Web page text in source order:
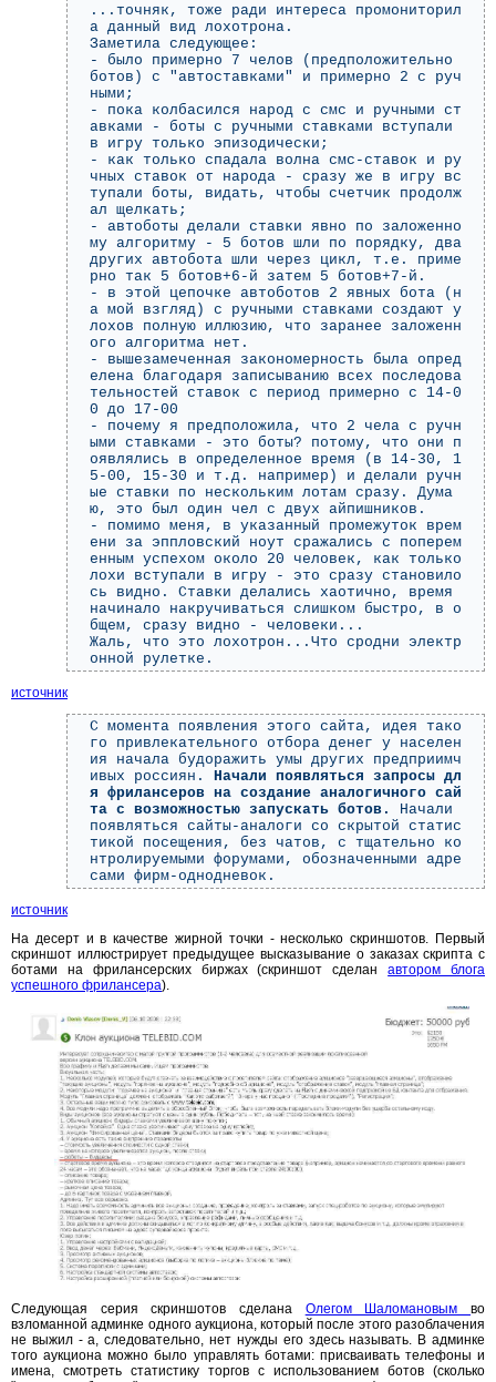
...точняк, тоже ради интереса промониторил
а данный вид лохотрона.
Заметила следующее:
- было примерно 7 челов (предположительно
ботов) с "автоставками" и примерно 2 с руч
ными;
- пока колбасился народ с смс и ручными ст
авками - боты с ручными ставками вступали
в игру только эпизодически;
- как только спадала волна смс-ставок и ру
чных ставок от народа - сразу же в игру вс
тупали боты, видать, чтобы счетчик продолж
ал щелкать;
- автоботы делали ставки явно по заложенно
му алгоритму - 5 ботов шли по порядку, два
других автобота шли через цикл, т.е. приме
рно так 5 ботов+6-й затем 5 ботов+7-й.
- в этой цепочке автоботов 2 явных бота (н
а мой взгляд) с ручными ставками создают у
лохов полную иллюзию, что заранее заложенн
ого алгоритма нет.
- вышезамеченная закономерность была опред
елена благодаря записыванию всех последова
тельностей ставок с период примерно с 14-0
0 до 17-00
- почему я предположила, что 2 чела с ручн
ыми ставками - это боты? потому, что они п
оявлялись в определенное время (в 14-30, 1
5-00, 15-30 и т.д. например) и делали ручн
ые ставки по нескольким лотам сразу. Дума
ю, это был один чел с двух айпишников.
- помимо меня, в указанный промежуток врем
ени за эппловский ноут сражались с поперем
енным успехом около 20 человек, как только
лохи вступали в игру - это сразу становило
сь видно. Ставки делались хаотично, время
начинало накручиваться слишком быстро, в о
бщем, сразу видно - человеки...
Жаль, что это лохотрон...Что сродни электр
онной рулетке.
источник
С момента появления этого сайта, идея тако
го привлекательного отбора денег у населен
ия начала будоражить умы других предприимч
ивых россиян.
Начали появляться запросы дл
я фрилансеров на создание аналогичного сай
та с возможностью запускать ботов.
Начали
появляться сайты-аналоги со скрытой статис
тикой посещения, без чатов, с тщательно ко
нтролируемыми форумами, обозначенными адре
сами фирм-однодневок.
источник
На десерт и в качестве жирной точки - несколько скриншотов. Первый
скриншот иллюстрирует предыдущее высказывание о заказах скрипта с
ботами на фрилансерских биржах (скриншот сделанавтором блога
успешного фрилансера).
Следующая серия скриншотов сделана Олегом Шаломановымво
взломанной админке одного аукциона, который после этого разоблачения
не выжил - а, следовательно, нет нужды его здесь называть. В админке
того аукциона можно было управлять ботами: присваивать телефоны и
имена, смотреть статистику торгов с использованием ботов (сколько